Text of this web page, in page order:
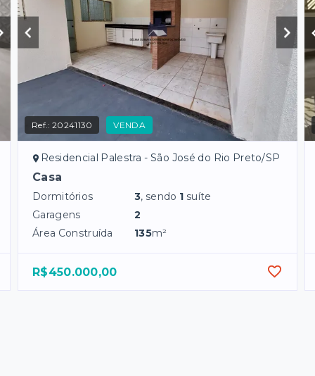
Ref.:20241130 VENDA
Residencial Palestra - São José do Rio Preto/SP
Casa
Dormitórios 3, sendo 1 suíte
Garagens
2
Área Construída
135m²
R$450.000,00